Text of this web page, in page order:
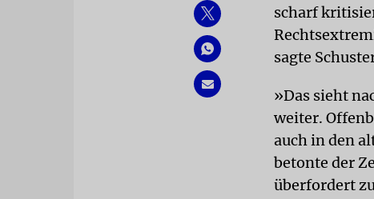
scharf
sagte
»Das sieht
weiter.
auch in den
betonte der
überfordert